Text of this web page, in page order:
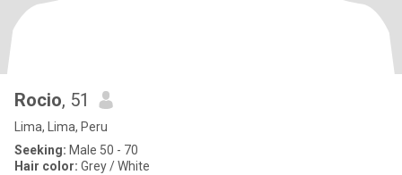
Rocio, 51
Lima, Lima, Peru
Seeking: Male 50 - 70
Hair color: Grey / White